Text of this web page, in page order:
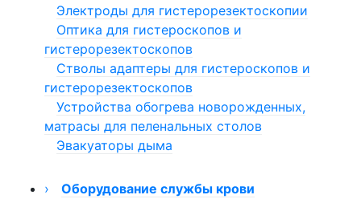
Электроды для гистерорезектоскопии
Оптика для гистероскопов и
гистерорезектоскопов
Стволы адаптеры для гистероскопов и
гистерорезектоскопов
Устройства обогрева новорожденных,
матрасы для пеленальных столов
Эвакуаторы дыма
›
Оборудование службы крови